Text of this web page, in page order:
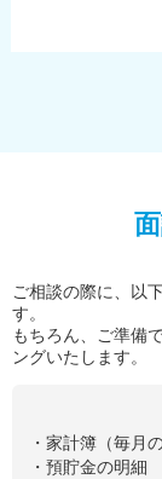
ご相談の際に、以
す。
もちろん、ご準備
ングいたします。
・家計簿（毎月
・預貯金の明細